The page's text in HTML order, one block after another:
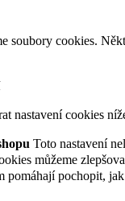
soubory cookies.
nastavení cookies
Toto nastavení
můžeme
pomáhají pochopit,